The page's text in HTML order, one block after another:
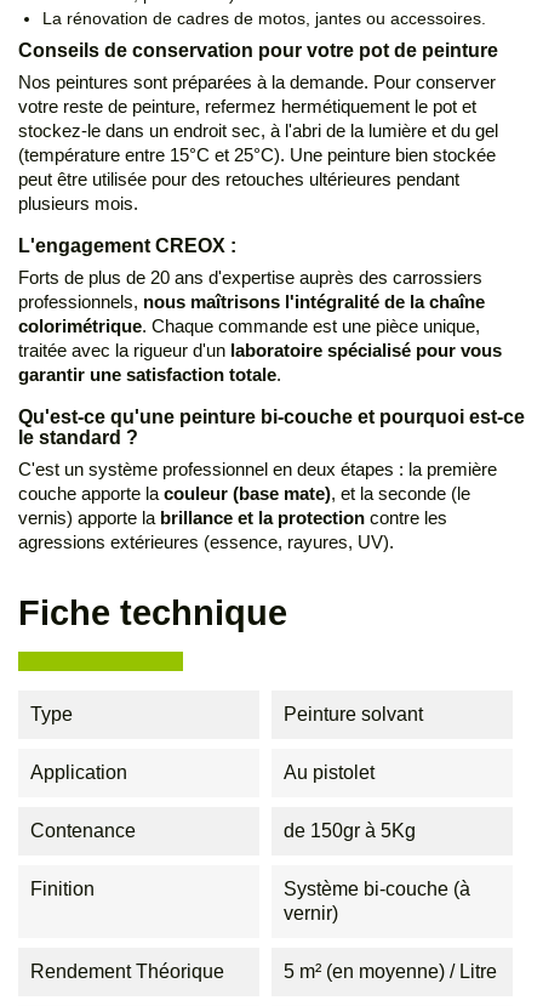
La rénovation de cadres de motos, jantes ou accessoires.
Conseils de conservation pour votre pot de peinture
Nos peintures sont préparées à la demande. Pour conserver
votre reste de peinture, refermez hermétiquement le pot et
stockez-le dans un endroit sec, à l'abri de la lumière et du gel
(température entre 15°C et 25°C). Une peinture bien stockée
peut être utilisée pour des retouches ultérieures pendant
plusieurs mois.
L'engagement CREOX :
Forts de plus de 20 ans d'expertise auprès des carrossiers
professionnels, nous maîtrisons l'intégralité de la chaîne
colorimétrique. Chaque commande est une pièce unique,
traitée avec la rigueur d'un laboratoire spécialisé pour vous
garantir une satisfaction totale.
Qu'est-ce qu'une peinture bi-couche et pourquoi est-ce
le standard ?
C'est un système professionnel en deux étapes : la première
couche apporte lacouleur (base mate), et la seconde (le
vernis) apporte la brillance et la protection contre les
agressions extérieures (essence, rayures, UV).
Fiche technique
Type Peinture solvant
Application Au pistolet
Contenance de 150gr à 5Kg
Finition
Système bi-couche (à
vernir)
Rendement Théorique 5 m² (en moyenne) / Litre